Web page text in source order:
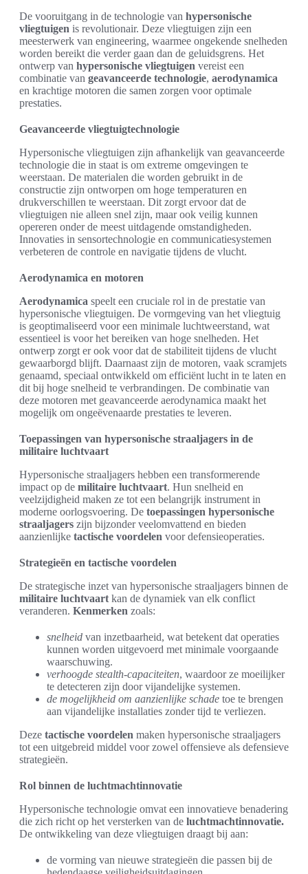
De vooruitgang in de technologie van hypersonische
vliegtuigen is revolutionair. Deze vliegtuigen zijn een
meesterwerk van engineering, waarmee ongekende snelheden
worden bereikt die verder gaan dan de geluidsgrens. Het
ontwerp van hypersonische vliegtuigen vereist een
combinatie van geavanceerde technologie, aerodynamica
en krachtige motoren die samen zorgen voor optimale
prestaties.
Geavanceerde vliegtuigtechnologie
Hypersonische vliegtuigen zijn afhankelijk van geavanceerde
technologie die in staat is om extreme omgevingen te
weerstaan. De materialen die worden gebruikt in de
constructie zijn ontworpen om hoge temperaturen en
drukverschillen te weerstaan. Dit zorgt ervoor dat de
vliegtuigen nie alleen snel zijn, maar ook veilig kunnen
opereren onder de meest uitdagende omstandigheden.
Innovaties in sensortechnologie en communicatiesystemen
verbeteren de controle en navigatie tijdens de vlucht.
Aerodynamica en motoren
Aerodynamica speelt een cruciale rol in de prestatie van
hypersonische vliegtuigen. De vormgeving van het vliegtuig
is geoptimaliseerd voor een minimale luchtweerstand, wat
essentieel is voor het bereiken van hoge snelheden. Het
ontwerp zorgt er ook voor dat de stabiliteit tijdens de vlucht
gewaarborgd blijft. Daarnaast zijn de motoren, vaak scramjets
genaamd, speciaal ontwikkeld om efficiënt lucht in te laten en
dit bij hoge snelheid te verbrandingen. De combinatie van
deze motoren met geavanceerde aerodynamica maakt het
mogelijk om ongeëvenaarde prestaties te leveren.
Toepassingen van hypersonische straaljagers in de
militaire luchtvaart
Hypersonische straaljagers hebben een transformerende
impact op de militaire luchtvaart. Hun snelheid en
veelzijdigheid maken ze tot een belangrijk instrument in
moderne oorlogsvoering. De toepassingen hypersonische
straaljagers zijn bijzonder veelomvattend en bieden
aanzienlijke tactische voordelen voor defensieoperaties.
Strategieën en tactische voordelen
De strategische inzet van hypersonische straaljagers binnen de
militaire luchtvaart kan de dynamiek van elk conflict
veranderen. Kenmerken zoals:
snelheid van inzetbaarheid, wat betekent dat operaties
kunnen worden uitgevoerd met minimale voorgaande
waarschuwing.
verhoogde stealth-capaciteiten, waardoor ze moeilijker
te detecteren zijn door vijandelijke systemen.
de mogelijkheid om aanzienlijke schade toe te brengen
aan vijandelijke installaties zonder tijd te verliezen.
Deze tactische voordelen maken hypersonische straaljagers
tot een uitgebreid middel voor zowel offensieve als defensieve
strategieën.
Rol binnen de luchtmachtinnovatie
Hypersonische technologie omvat een innovatieve benadering
die zich richt op het versterken van de luchtmachtinnovatie.
De ontwikkeling van deze vliegtuigen draagt bij aan:
de vorming van nieuwe strategieën die passen bij de